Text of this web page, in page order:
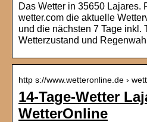
Das Wetter in 35650 Lajares.
wetter.com die aktuelle
und die nächsten 7 Tage inkl.
Wetterzustand und
http s://www.wetteronline.de ›
14-Tage-Wetter
WetterOnline